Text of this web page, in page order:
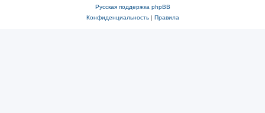
Русская поддержка phpBB
Конфиденциальность| Правила